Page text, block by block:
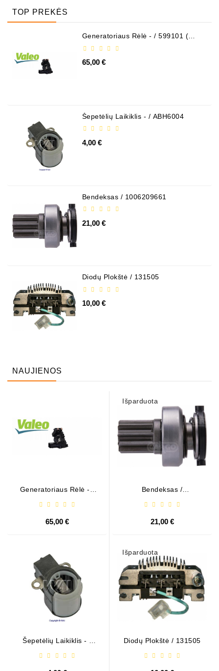
TOP PREKĖS
Generatoriaus Rėlė - / 599101 (
65,00 €
Šepetėlių Laikiklis - / ABH6004
4,00 €
Bendeksas / 1006209661
21,00 €
Diodų Plokštė / 131505
10,00 €
NAUJIENOS
Generatoriaus Rėlė - /
65,00 €
Šepetėlių Laikiklis - /
Išparduota
Bendeksas /
21,00 €
Išparduota
Diodų Plokštė / 131505